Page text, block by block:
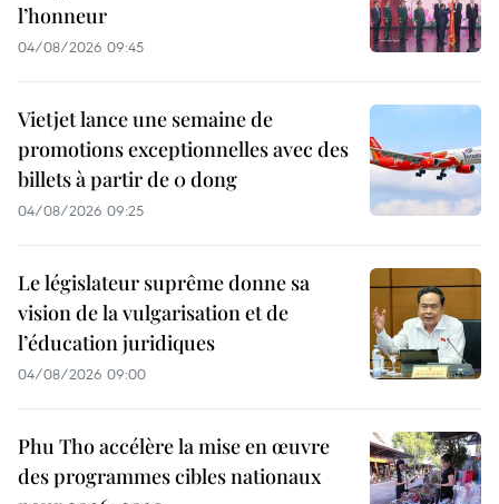
l’honneur
04/08/2026 09:45
Vietjet lance une semaine de
promotions exceptionnelles avec des
billets à partir de 0 dong
04/08/2026 09:25
Le législateur suprême donne sa
vision de la vulgarisation et de
l’éducation juridiques
04/08/2026 09:00
Phu Tho accélère la mise en œuvre
des programmes cibles nationaux